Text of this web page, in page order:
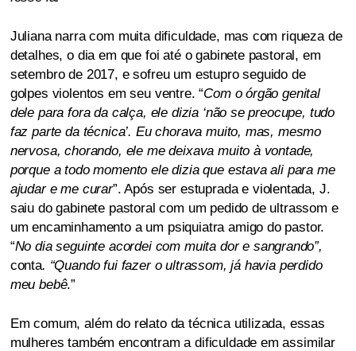
Juliana narra com muita dificuldade, mas com riqueza de
detalhes, o dia em que foi até o gabinete pastoral, em
setembro de 2017, e sofreu um estupro seguido de
golpes violentos em seu ventre. “Com o órgão genital
dele para fora da calça, ele dizia ‘não se preocupe, tudo
faz parte da técnica’. Eu chorava muito, mas, mesmo
nervosa, chorando, ele me deixava muito à vontade,
porque a todo momento ele dizia que estava ali para me
ajudar e me curar”. Após ser estuprada e violentada, J.
saiu do gabinete pastoral com um pedido de ultrassom e
um encaminhamento a um psiquiatra amigo do pastor.
“No dia seguinte acordei com muita dor e sangrando”,
conta. “Quando fui fazer o ultrassom, já havia perdido
meu bebê.”
Em comum, além do relato da técnica utilizada, essas
mulheres também encontram a dificuldade em assimilar